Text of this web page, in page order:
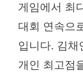
게임에서 최
대회 연속으
입니다. 김채
개인 최고점